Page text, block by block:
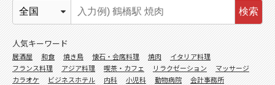
検索
人気キーワード
居酒屋 和食 焼き鳥 懐石・会席料理 焼肉
イタリア料理
フランス料理
アジア料理 喫茶・カフェ リラクゼーション
マッサージ
カラオケ
ビジネスホテル 内科 小児科 動物病院
会計事務所